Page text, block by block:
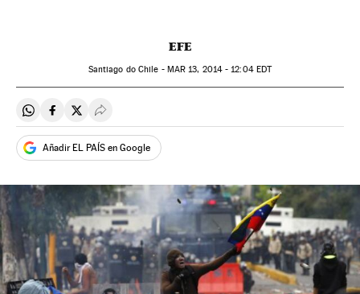
EFE
Santiago do Chile - MAR 13, 2014 - 12:04EDT
Compartir en Whatsapp
Compartir en Facebook
Compartir en Twitter
Desplegar Redes Sociales
Añadir EL PAÍS en Google